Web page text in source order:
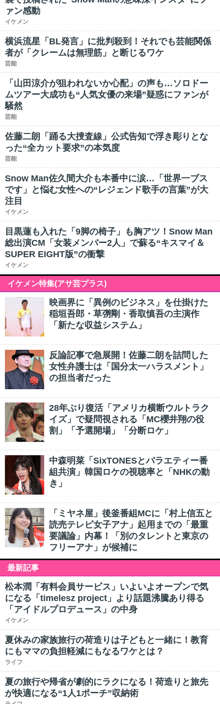
ァン感動
イケメン
横浜流星「BL発言」に批判殺到！それでも芸能関係
者が「クレームは無理筋」と断じるワケ
芸能
「山田涼介が狙われないか心配」の声も…ソロドー
ムツアー大成功も“人気女優の来場”疑惑にファンが
騒然
芸能
佐藤二朗「踊る大捜査線」公式告知で浮き彫りとな
った“全カット要求”の本気度
芸能
Snow Man佐久間大介も本番中に涙…「世界一ブス
です」と悩む女性への“レジェンド歌手の言葉”が大
注目
イケメン
目黒蓮も入れた「9脚の椅子」も胸アツ！Snow Man
総出演CM「女装メンバー2人」で蘇る“キスマイ＆
SUPER EIGHT版”の衝撃
イケメン
イケメン特集(アサ芸プラス)
映画界に「異例のビジネス」を仕掛けた
稲垣吾郎・草彅剛・香取慎吾の主演作
「新たな収益システム」
反論記事で急展開！佐藤二朗を詰問した
女性弁護士は「国分太一ハラスメント」
の担当者だった
28年ぶり復活「アメリカ横断ウルトラク
イズ」で疑問視される「MC櫻井翔の役
割」「予選開場」「分断ロケ」
中森明菜「SixTONESとバラエティー番
組共演」韓国ロケの視聴率と「NHKの動
き」
「ミヤネ屋」後釜番組MCに「村上信五と
読売テレビ女子アナ」起用までの「最重
要議論」内幕！「別のタレントと東京の
フリーアナ」が候補に
最新記事
松本潤「有料会員サービス」いよいよオープンで気
になる「timelesz project」より話題沸騰あり得る
「アイドルプロデュース」の中身
イケメン
夏休みの家族旅行の荷造りは子どもと一緒に！教育
にもママの負担軽減にもなるワケとは？
ライフ
夏の旅行や帰省が劇的にラクになる！荷造りと旅先
が快適になる“1人1ポーチ”収納術